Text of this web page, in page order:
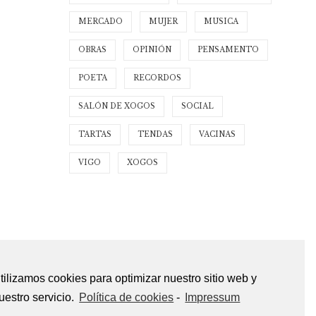
cookies para optimizar nuestro sitio web y
servicio. Política de cookies - Impressum
MERCADO MUJER MUSICA
OBRAS OPINIÓN PENSAMENTO
POETA RECORDOS
SALÓN DE XOGOS SOCIAL
TARTAS TENDAS VACINAS
VIGO XOGOS